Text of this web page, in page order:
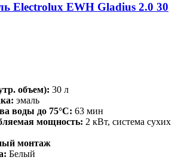
Electrolux EWH Gladius 2.0 30
объем): 30 л
эмаль
воды до 75°С: 63 мин
мощность: 2 кВт, система сухих
монтаж
Белый